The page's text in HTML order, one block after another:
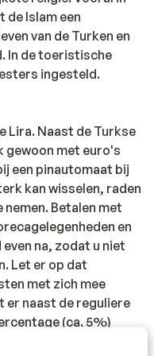
de Islam een
van de Turken en
In de toeristische
ingesteld.
Lira. Naast de Turkse
gewoon met euro's
een pinautomaat bij
kan wisselen, raden
Betalen met
en
na, zodat u niet
Let er op dat
met zich mee
er naast de reguliere
(ca. 5%)